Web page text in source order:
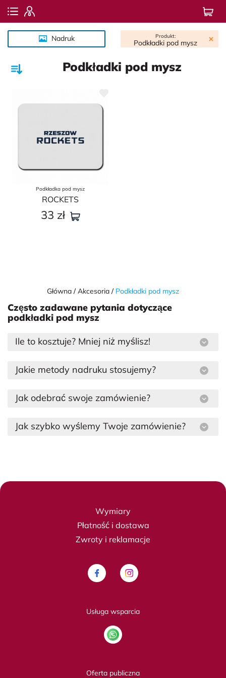
Nadruk Produkt:
Podkładki pod mysz
Podkładki pod mysz
Podkładka pod mysz
ROCKETS
33 zł
Główna Akcesoria Podkładki pod mysz
Często zadawane pytania dotyczące
podkładki pod mysz
Ile to kosztuje? Mniej niż myślisz!
Jakie metody nadruku stosujemy?
Jak odebrać swoje zamówienie?
Jak szybko wyślemy Twoje zamówienie?
Wymiary
Płatność i dostawa
Zwroty i reklamacje
Usługa wsparcia
Oferta publiczna